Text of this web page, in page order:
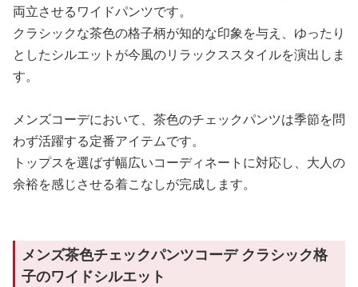
両立させるワイドパンツです。
クラシックな茶色の格子柄が知的な印象を与え、ゆったり
としたシルエットが今風のリラックススタイルを演出しま
す。
メンズコーデにおいて、茶色のチェックパンツは季節を問
わず活躍する定番アイテムです。
トップスを選ばず幅広いコーディネートに対応し、大人の
余裕を感じさせる着こなしが完成します。
メンズ茶色チェックパンツコーデ クラシック格
子のワイドシルエット